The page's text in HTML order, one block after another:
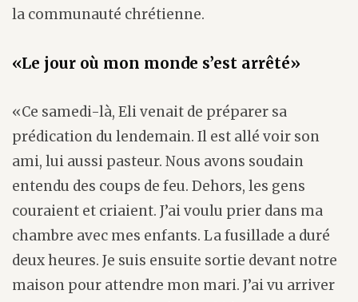
la communauté chrétienne.
«Le jour où mon monde s’est arrêté»
«Ce samedi-là, Eli venait de préparer sa
prédication du lendemain. Il est allé voir son
ami, lui aussi pasteur. Nous avons soudain
entendu des coups de feu. Dehors, les gens
couraient et criaient. J’ai voulu prier dans ma
chambre avec mes enfants. La fusillade a duré
deux heures. Je suis ensuite sortie devant notre
maison pour attendre mon mari. J’ai vu arriver